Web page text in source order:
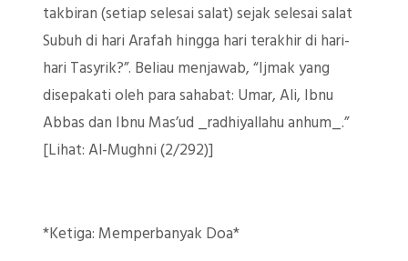
takbiran (setiap selesai salat) sejak selesai salat
Subuh di hari Arafah hingga hari terakhir di hari-
hari Tasyrik?”. Beliau menjawab, “Ijmak yang
disepakati oleh para sahabat: Umar, Ali, Ibnu
Abbas dan Ibnu Mas’ud _radhiyallahu anhum_.”
[Lihat: Al-Mughni (2/292)]
*Ketiga: Memperbanyak Doa*